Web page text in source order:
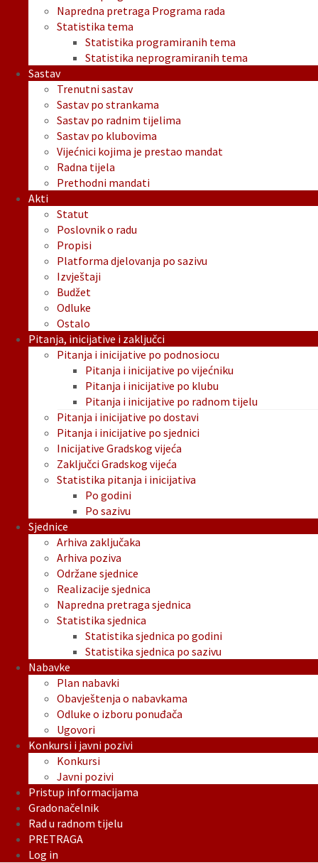
Napredna pretraga Programa rada
Statistika tema
Statistika programiranih tema
Statistika neprogramiranih tema
Sastav
Trenutni sastav
Sastav po strankama
Sastav po radnim tijelima
Sastav po klubovima
Vijećnici kojima je prestao mandat
Radna tijela
Prethodni mandati
Akti
Statut
Poslovnik o radu
Propisi
Platforma djelovanja po sazivu
Izvještaji
Budžet
Odluke
Ostalo
Pitanja, inicijative i zaključci
Pitanja i inicijative po podnosiocu
Pitanja i inicijative po vijećniku
Pitanja i inicijative po klubu
Pitanja i inicijative po radnom tijelu
Pitanja i inicijative po dostavi
Pitanja i inicijative po sjednici
Inicijative Gradskog vijeća
Zaključci Gradskog vijeća
Statistika pitanja i inicijativa
Po godini
Po sazivu
Sjednice
Arhiva zaključaka
Arhiva poziva
Održane sjednice
Realizacije sjednica
Napredna pretraga sjednica
Statistika sjednica
Statistika sjednica po godini
Statistika sjednica po sazivu
Nabavke
Plan nabavki
Obavještenja o nabavkama
Odluke o izboru ponuđača
Ugovori
Konkursi i javni pozivi
Konkursi
Javni pozivi
Pristup informacijama
Gradonačelnik
Rad u radnom tijelu
PRETRAGA
Log in